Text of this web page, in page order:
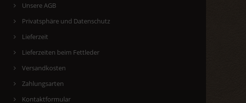
Unsere AGB
Privatsphäre und Datenschutz
Lieferzeit
Lieferzeiten beim Fettleder
Versandkosten
Zahlungsarten
Kontaktformular